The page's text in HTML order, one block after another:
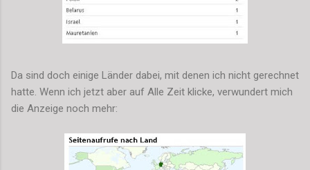
Da sind doch einige Länder dabei, mit denen ich nicht gerechnet
hatte. Wenn ich jetzt aber auf Alle Zeit klicke, verwundert mich
die Anzeige noch mehr: